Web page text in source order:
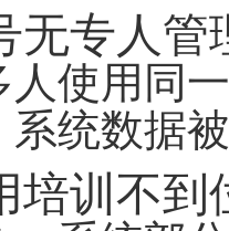
无专人管
人使用同
统数据
培训不到